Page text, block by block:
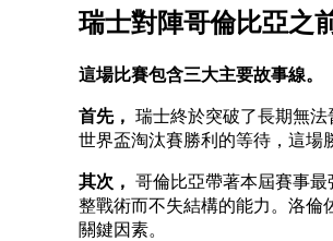
瑞士對陣哥倫比亞之
這場比賽包含三大主要故事線。
首先， 瑞士終於突破了長期無
世界盃淘汰賽勝利的等待，這場
其次， 哥倫比亞帶著本屆賽事
整戰術而不失結構的能力。洛倫
關鍵因素。